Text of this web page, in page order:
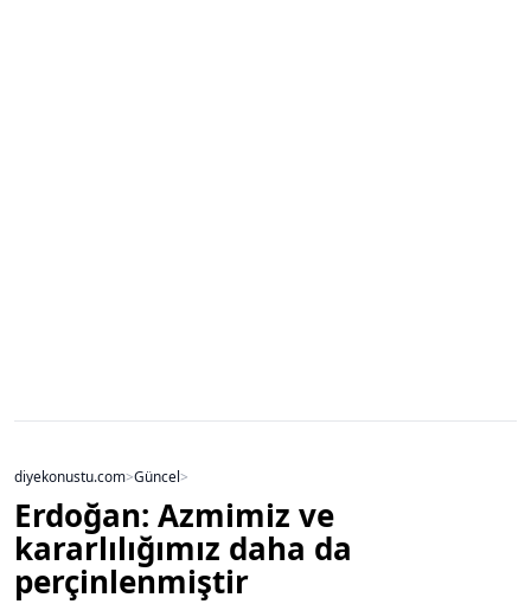
diyekonustu.com>Güncel>
Erdoğan: Azmimiz ve
kararlılığımız daha da
perçinlenmiştir